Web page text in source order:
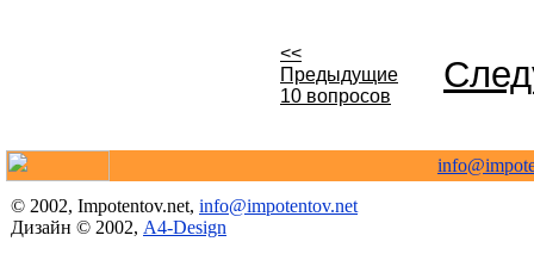
<<
Предыдущие
10 вопросов
© 2002, Impotentov.net, info@impotentov.net
Дизайн © 2002, A4-Design